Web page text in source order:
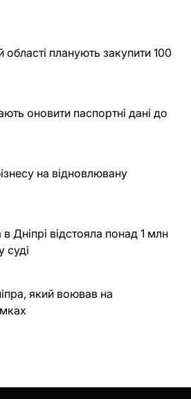
області планують закупити 100
оновити паспортні дані до
на відновлювану
Дніпрі відстояла понад 1 млн
суді
який воював на